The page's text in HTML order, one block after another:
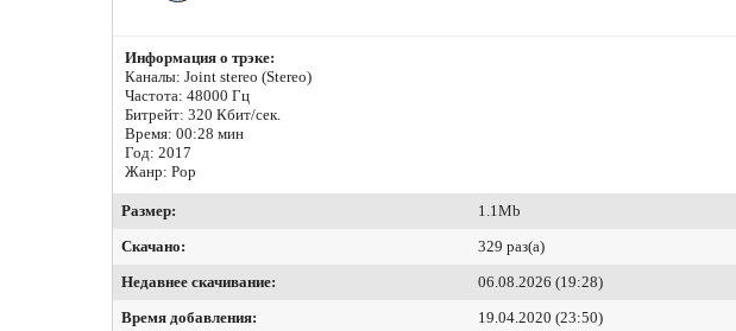
Информация о трэке:
Каналы: Joint stereo (Stereo)
Частота: 48000 Гц
Битрейт: 320 Кбит/сек.
Время: 00:28 мин
Год: 2017
Жанр: Pop
Размер:
1.1Mb
Скачано:
329 раз(а)
Недавнее скачивание:
06.08.2026 (19:28)
Время добавления:
19.04.2020 (23:50)